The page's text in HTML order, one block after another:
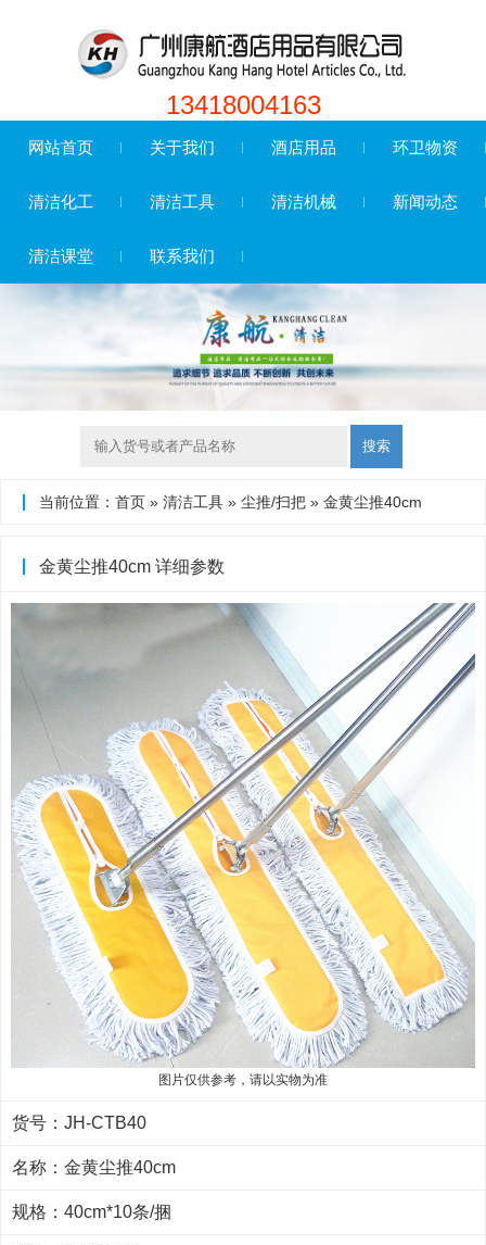
13418004163
网站首页 关于我们 酒店用品 环卫物资
清洁化工 清洁工具 清洁机械 新闻动态
清洁课堂 联系我们
搜索
当前位置： 首页 » 清洁工具 » 尘推/扫把 » 金黄尘推40cm
金黄尘推40cm 详细参数
图片仅供参考，请以实物为准
货号：JH-CTB40
名称：金黄尘推40cm
规格：40cm*10条/捆